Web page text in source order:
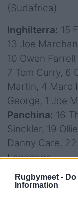
Rugbymeet -
Information
(Sudafrica)
Inghilterra: 15
13 Joe
10 Owen
7 Tom Curry, 6
Martin, 4 Maro
George, 1 Joe
Panchina: 16
Sinckler, 19
Danny Care,
Lawrence
Sudafrica:15